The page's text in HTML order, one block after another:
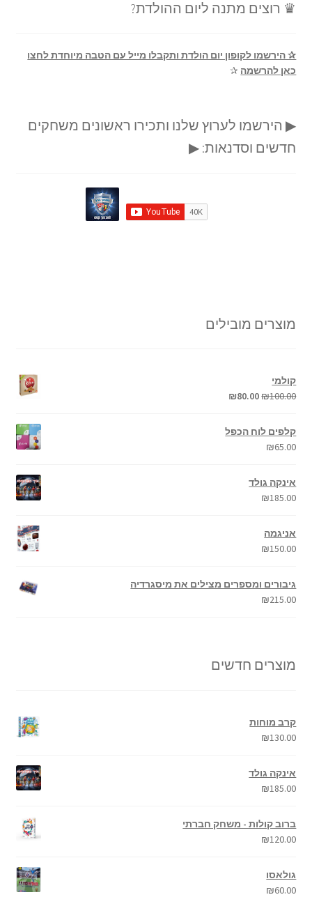
♛ רוצים מתנה ליום ההולדת?
✰ הירשמו לקופון יום הולדת ותקבלו מייל עם הטבה מיוחדת לחצו
כאן להרשמה ✰
▶ הירשמו לערוץ שלנו ותכירו ראשונים משחקים
חדשים וסדנאות: ▶
מוצרים מובילים
קולמי
₪100.00
₪80.00
קלפים לוח הכפל
₪65.00
אינקה גולד
₪185.00
אניגמה
₪150.00
גיבורים ומספרים מצילים את מיסגרדיה
₪215.00
מוצרים חדשים
קרב מוחות
₪130.00
אינקה גולד
₪185.00
ברוב קולות - משחק חברתי
₪120.00
גולאסו
₪60.00